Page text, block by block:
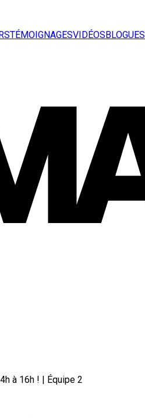
TÉMOIGNAGESVIDÉOSBLOGUES
à 16h ! | Équipe 2